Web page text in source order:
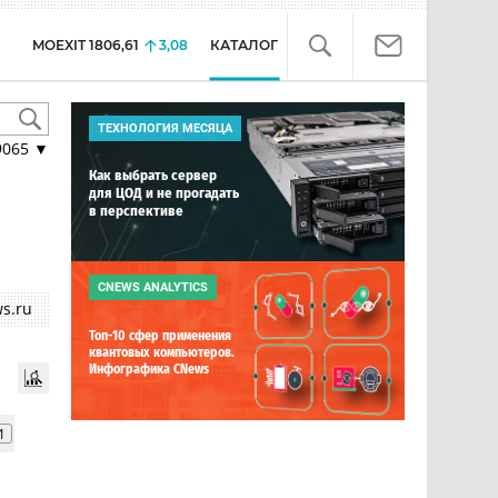
MOEXIT 1806,61 3,08 КАТАЛОГ
▼
ТЕХНОЛОГИЯ МЕСЯЦА
Как выбрать сервер
для ЦОД и не прогадать
в перспективе
CNEWS ANALYTICS
Топ-10 сфер применения
квантовых компьютеров.
Инфографика CNews